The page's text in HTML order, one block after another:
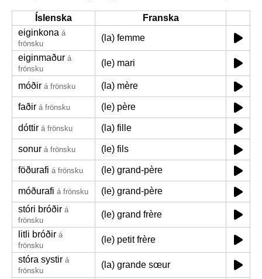
Íslenska
Franska
eiginkona á
frönsku
(la) femme
eiginmaður á
frönsku
(le) mari
móðir á frönsku (la) mère
faðir á frönsku (le) père
dóttir á frönsku (la) fille
sonur á frönsku (le) fils
föðurafi á frönsku (le) grand-père
móðurafi á frönsku
(le) grand-père
stóri bróðir á
frönsku
(le) grand frère
litli bróðir á
frönsku
(le) petit frère
stóra systir á
frönsku
(la) grande sœur